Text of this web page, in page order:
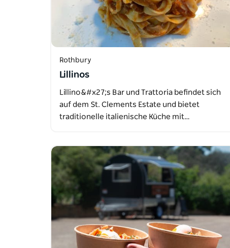
Rothbury
Lillinos
Lillino&#x27;s Bar und Trattoria befindet sich
auf dem St. Clements Estate und bietet
traditionelle italienische Küche mit…